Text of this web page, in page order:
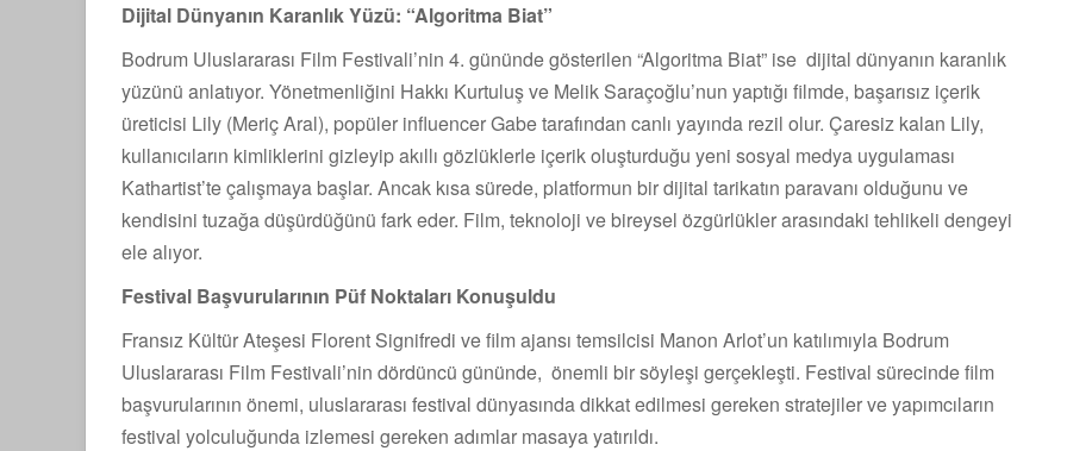
Dijital Dünyanın Karanlık Yüzü: “Algoritma Biat”
Bodrum Uluslararası Film Festivali’nin 4. gününde gösterilen “Algoritma Biat” ise dijital dünyanın karanlık
yüzünü anlatıyor. Yönetmenliğini Hakkı Kurtuluş ve Melik Saraçoğlu’nun yaptığı filmde, başarısız içerik
üreticisi Lily (Meriç Aral), popüler influencer Gabe tarafından canlı yayında rezil olur. Çaresiz kalan Lily,
kullanıcıların kimliklerini gizleyip akıllı gözlüklerle içerik oluşturduğu yeni sosyal medya uygulaması
Kathartist’te çalışmaya başlar. Ancak kısa sürede, platformun bir dijital tarikatın paravanı olduğunu ve
kendisini tuzağa düşürdüğünü fark eder. Film, teknoloji ve bireysel özgürlükler arasındaki tehlikeli dengeyi
ele alıyor.
Festival Başvurularının Püf Noktaları Konuşuldu
Fransız Kültür Ateşesi Florent Signifredi ve film ajansı temsilcisi Manon Arlot’un katılımıyla Bodrum
Uluslararası Film Festivali’nin dördüncü gününde, önemli bir söyleşi gerçekleşti. Festival sürecinde film
başvurularının önemi, uluslararası festival dünyasında dikkat edilmesi gereken stratejiler ve yapımcıların
festival yolculuğunda izlemesi gereken adımlar masaya yatırıldı.